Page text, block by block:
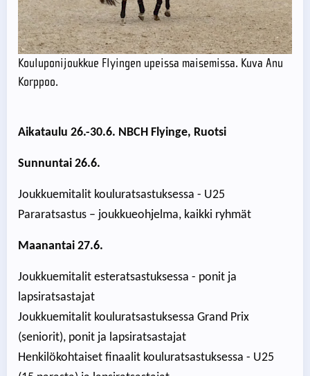
Kouluponijoukkue Flyingen upeissa maisemissa. Kuva Anu
Korppoo.
Aikataulu 26.-30.6. NBCH Flyinge, Ruotsi
Sunnuntai 26.6.
Joukkuemitalit kouluratsastuksessa - U25
Pararatsastus – joukkueohjelma, kaikki ryhmät
Maanantai 27.6.
Joukkuemitalit esteratsastuksessa - ponit ja
lapsiratsastajat
Joukkuemitalit kouluratsastuksessa Grand Prix
(seniorit), ponit ja lapsiratsastajat
Henkilökohtaiset finaalit kouluratsastuksessa - U25